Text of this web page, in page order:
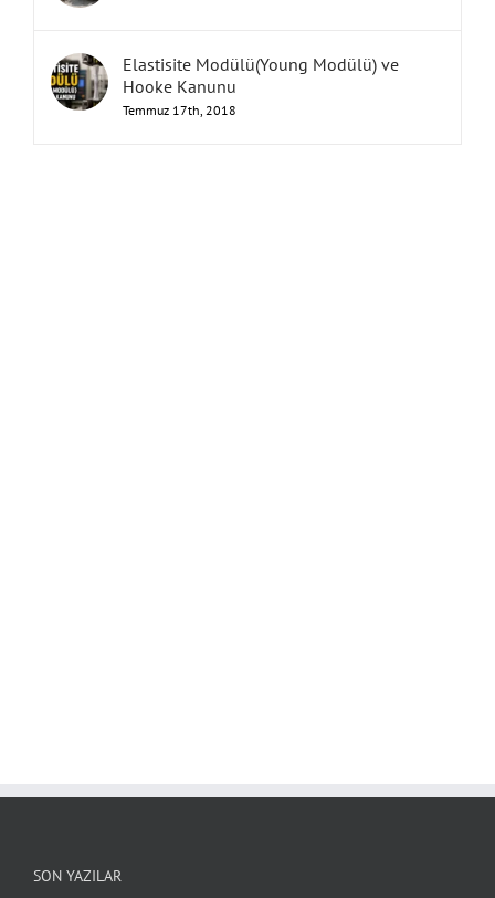
Elastisite Modülü(Young Modülü) ve
Hooke Kanunu
Temmuz 17th, 2018
SON YAZILAR